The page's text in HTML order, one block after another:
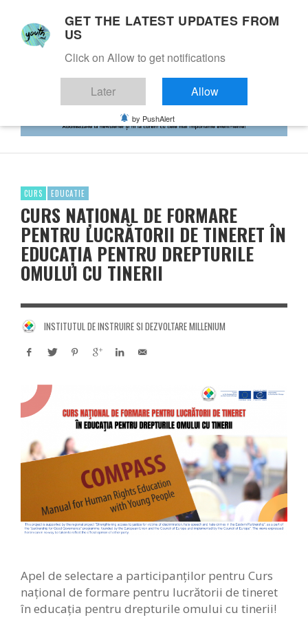
CURS EDUCATIE
CURS NAŢIONAL DE FORMARE
PENTRU LUCRĂTORII DE TINERET ÎN
EDUCAŢIA PENTRU DREPTURILE
OMULUI CU TINERII
INSTITUTUL DE INSTRUIRE SI DEZVOLTARE MILLENIUM
Apel de selectare a participanților pentru Curs
național de formare pentru lucrătorii de tineret
în educația pentru drepturile omului cu tinerii!
GET THE LATEST UPDATES FROM
US
Click on Allow to get notifications
Later Allow
by PushAlert